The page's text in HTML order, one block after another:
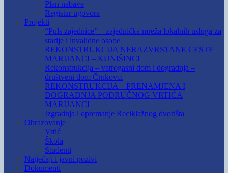
Plan nabave
Registar ugovora
Projekti
“Puls zajednice” – zajednička mreža lokalnih usluga za
starije i invalidne osobe
REKONSTRUKCIJA NERAZVRSTANE CESTE
MARIJANCI – KUNIŠINCI
Rekonstrukcija – vatrogasni dom i dogradnja –
društveni dom Črnkovci
REKONSTRUKCIJA – PRENAMJENA I
DOGRADNJA PODRUČNOG VRTIĆA
MARIJANCI
Izgradnja i opremanje Reciklažnog dvorišta
Obrazovanje
Vrtić
Škola
Studenti
Natječaji i javni pozivi
Dokumenti